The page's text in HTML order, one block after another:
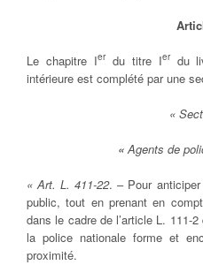
Le chapitre Ierdu titre Ierdu
intérieure est complété par une
«
«Agents de
« Art. L. 411-22. – Pour
public, tout en prenant en
dans le cadre de l’article L. 111-
la police nationale forme et
proximité.